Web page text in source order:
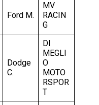
Ford M.
MV
RACIN
G
Dodge
C.
DI
MEGLI
O
MOTO
RSPOR
T